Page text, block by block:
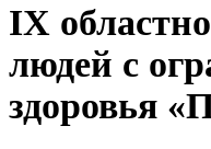
IX
людей с
здоровья